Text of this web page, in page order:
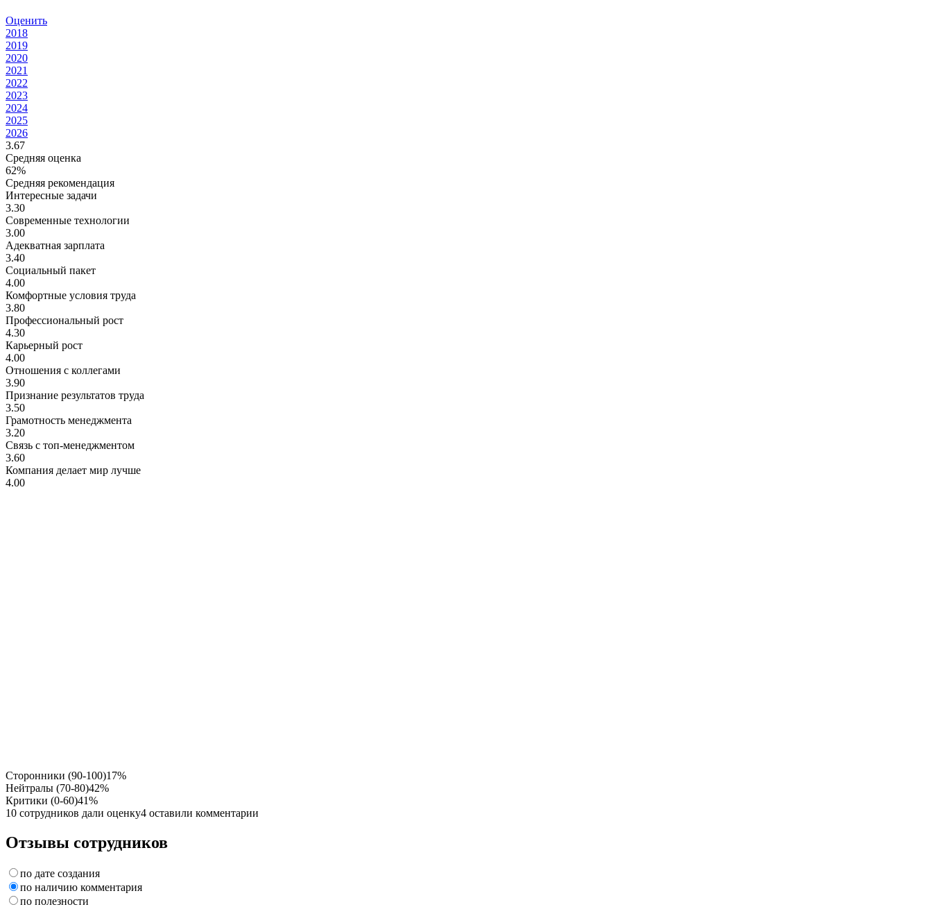
Оценить
2018
2019
2020
2021
2022
2023
2024
2025
2026
3.67
Средняя оценка
62%
Средняя рекомендация
Интересные задачи
3.30
Современные технологии
3.00
Адекватная зарплата
3.40
Социальный пакет
4.00
Комфортные условия труда
3.80
Профессиональный рост
4.30
Карьерный рост
4.00
Отношения с коллегами
3.90
Признание результатов труда
3.50
Грамотность менеджмента
3.20
Связь с топ-менеджментом
3.60
Компания делает мир лучше
4.00
Сторонники (90-100)17%
Нейтралы (70-80)42%
Критики (0-60)41%
10 сотрудников дали оценку4 оставили комментарии
Отзывы сотрудников
по дате создания
по наличию комментария
по полезности